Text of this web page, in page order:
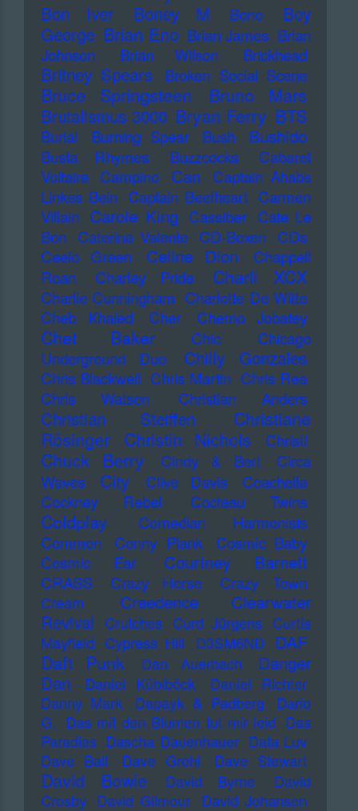
Bon Iver Boney M Bono
Boy
George Brian Eno Brian James Brian
Johnson
Brian Wilson Brickhead
Britney Spears Broken Social Scene
Bruce Springsteen Bruno Mars
Brutalismus 3000 Bryan Ferry BTS
Burial Burning Spear Bush Bushido
Busta Rhymes Buzzcocks
Cabaret
Voltaire Campino Can
Captain Ahabs
Linkes Bein Captain Beefheart Carmen
Villain Carole King Cassiber Cate Le
Bon
Caterina Valente CD-Boxen
CDs
Ceelo Green
Celine Dion
Chappell
Roan
Charley Pride Charli XCX
Charlie Cunningham Charlotte De Witte
Cheb Khaled
Cher Cherno Jobatey
Chet Baker Chic
Chicago
Underground Duo
Chilly Gonzales
Chris Blackwell Chris Martin Chris Rea
Chris Watson
Christian Anders
Christian Steiffen
Christiane
Rösinger
Christin Nichols Christl
Chuck Berry Cindy & Bert
Circa
Waves
City Clive Davis
Coachella
Cockney Rebel
Cocteau Twins
Coldplay
Comedian Harmonists
Common
Conny Plank
Cosmic Baby
Cosmic Ear
Courtney Barnett
CRASS Crazy Horse Crazy Town
Cream
Creedence Clearwater
Revival
Crutches Curd Jürgens Curtis
Mayfield Cypress Hill D3SM6ND DAF
Daft Punk Dan Auerbach
Danger
Dan
Daniel Küblböck
Daniel Richter
Danny Mark
Dapayk & Padberg
Dario
G. Das mit den Blumen tut mir leid Das
Paradies Dascha Dauenhauer Data Luv
Dave Ball
Dave Grohl Dave Stewart
David Bowie David Byrne
David
Crosby David Gilmour David Johansen